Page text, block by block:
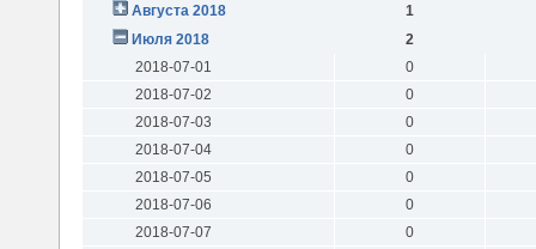
Августа 2018
1
Июля 2018
2
2018-07-01
0
2018-07-02
0
2018-07-03
0
2018-07-04
0
2018-07-05
0
2018-07-06
0
2018-07-07
0